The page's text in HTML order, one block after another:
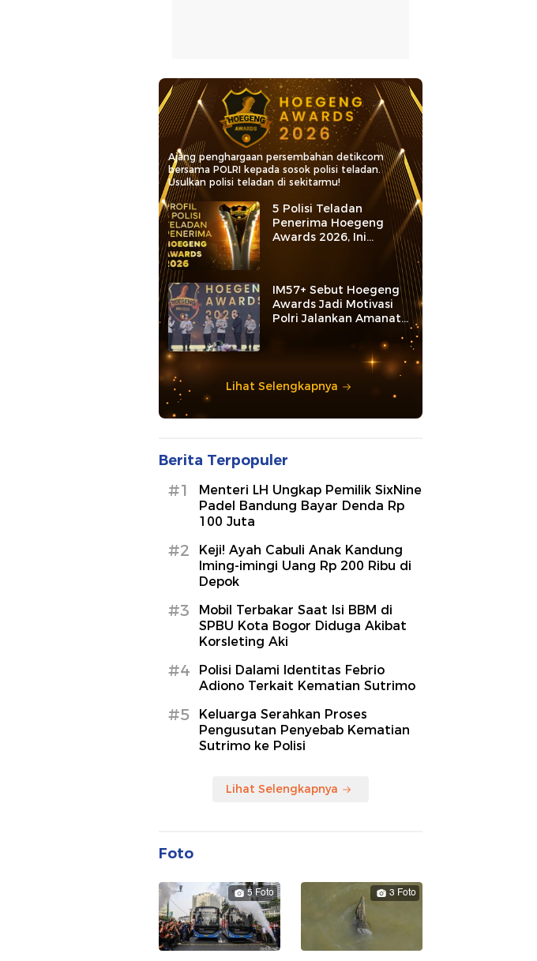
Ajang penghargaan persembahan detikcom
bersama POLRI kepada sosok polisi teladan.
Usulkan polisi teladan di sekitarmu!
5 Polisi Teladan
Penerima Hoegeng
Awards 2026, Ini
Kategori dan Kiprahnya
IM57+ Sebut Hoegeng
Awards Jadi Motivasi
Polri Jalankan Amanat
Lihat Selengkapnya
Berita Terpopuler
#1
Menteri LH Ungkap Pemilik SixNine
Padel Bandung Bayar Denda Rp
100 Juta
#2
Keji! Ayah Cabuli Anak Kandung
Iming-imingi Uang Rp 200 Ribu di
Depok
#3
Mobil Terbakar Saat Isi BBM di
SPBU Kota Bogor Diduga Akibat
Korsleting Aki
#4
Polisi Dalami Identitas Febrio
Adiono Terkait Kematian Sutrimo
#5
Keluarga Serahkan Proses
Pengusutan Penyebab Kematian
Sutrimo ke Polisi
Lihat Selengkapnya
Foto
5 Foto 3 Foto